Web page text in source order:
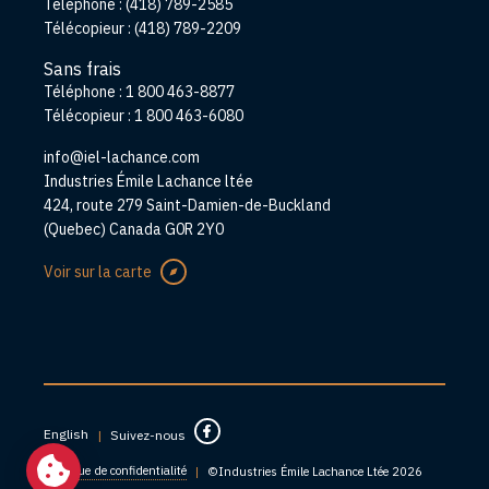
Téléphone : (418) 789-2585
Télécopieur : (418) 789-2209
Sans frais
Téléphone : 1 800 463-8877
Télécopieur : 1 800 463-6080
info@iel-lachance.com
Adresse
Industries Émile Lachance ltée
424, route 279 Saint-Damien-de-Buckland
(Quebec) Canada G0R 2Y0
Voir sur la carte
English | Suivez-nous
Politique de confidentialité | ©Industries Émile Lachance Ltée 2026